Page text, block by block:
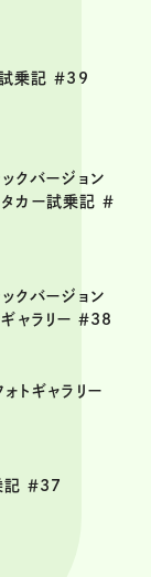
乗記 ＃39
クバージョン
カー試乗記 ＃
クバージョン
ャラリー ＃38
トギャラリー
記 ＃37